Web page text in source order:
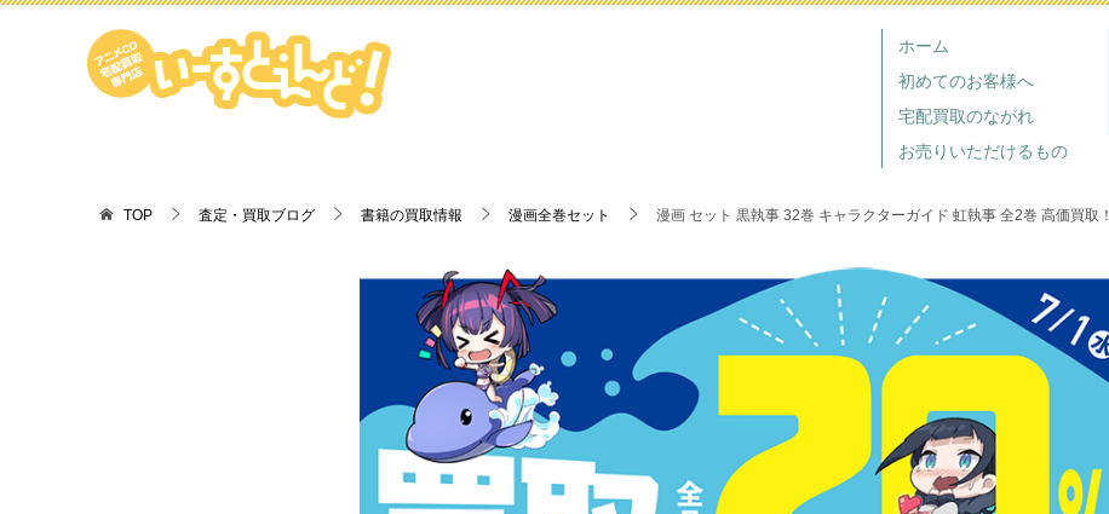
ホーム
初めてのお客様へ
宅配買取のながれ
お売りいただけるもの
TOP 査定・買取ブログ 書籍の買取情報 漫画全巻セット 漫画 セット 黒執事 32巻 キャラクターガイド 虹執事 全2巻 高価買取！